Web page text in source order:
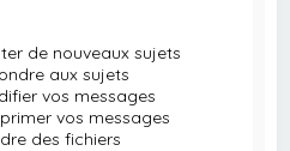
de nouveaux sujets
aux sujets
vos messages
vos messages
des fichiers